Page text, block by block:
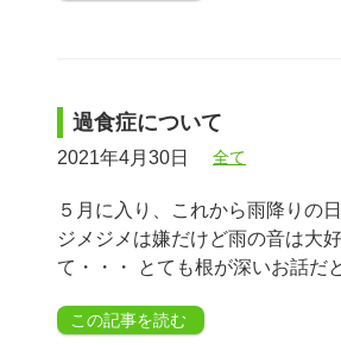
過食症について
2021年4月30日 全て
５月に入り、これから雨降りの
ジメジメは嫌だけど雨の音は大
て・・・ とても根が深いお話だ
この記事を読む